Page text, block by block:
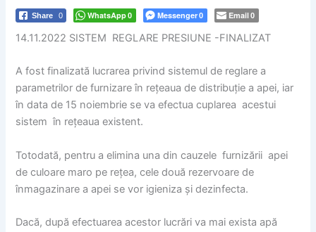
Share 0 WhatsApp 0 Messenger 0 Email 0
14.11.2022 SISTEM REGLARE PRESIUNE -FINALIZAT
A fost finalizată lucrarea privind sistemul de reglare a
parametrilor de furnizare în rețeaua de distribuție a apei, iar
în data de 15 noiembrie se va efectua cuplarea acestui
sistem în rețeaua existent.
Totodată, pentru a elimina una din cauzele furnizării apei
de culoare maro pe rețea, cele două rezervoare de
înmagazinare a apei se vor igieniza și dezinfecta.
Dacă, după efectuarea acestor lucrări va mai exista apă